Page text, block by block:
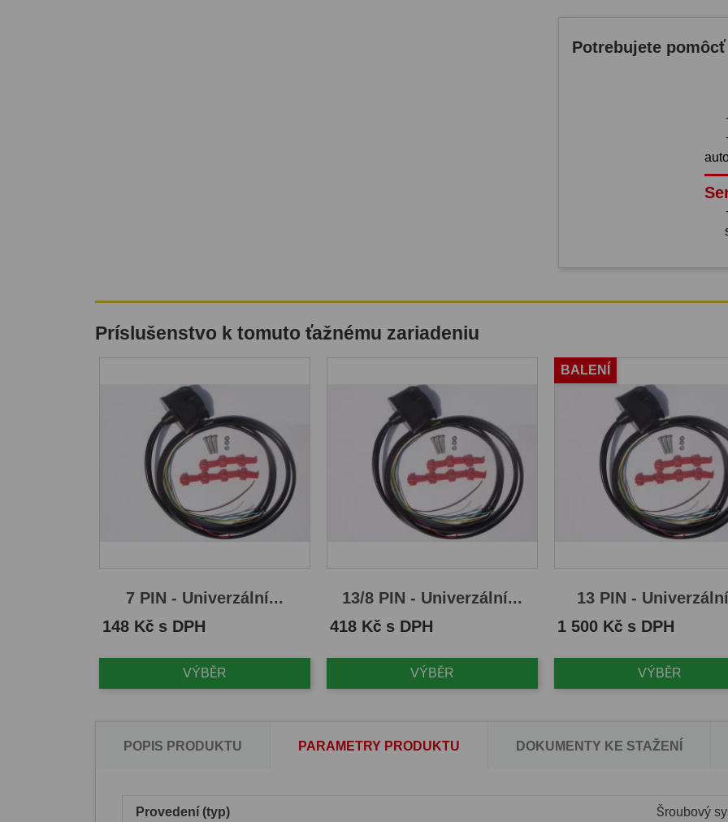
Potrebujete
Príslušenstvo k tomuto ťažnému zariadeniu
7 PIN - Univerzální...
Cena
148 Kč s DPH
VÝBĚR
13/8 PIN - Univerzální...
Cena
418 Kč s DPH
VÝBĚR
13 PIN -
Cena
1 500 Kč s DPH
VÝBĚR
BALENÍ
POPIS PRODUKTU PARAMETRY PRODUKTU DOKUMENTY KE STAŽENÍ
Provedení (typ) Šroubový